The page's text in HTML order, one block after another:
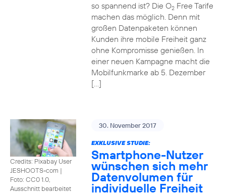
so spannend ist? Die O2Free Tarife
machen das möglich. Denn mit
großen Datenpaketen können
Kunden ihre mobile Freiheit ganz
ohne Kompromisse genießen. In
einer neuen Kampagne macht die
Mobilfunkmarke ab 5. Dezember
[…]
Credits: Pixabay User
JESHOOTS-com |
Foto: CC0 1.0,
Ausschnitt bearbeitet
30. November 2017
EXKLUSIVE STUDIE:
Smartphone-Nutzer
wünschen sich mehr
Datenvolumen für
individuelle Freiheit